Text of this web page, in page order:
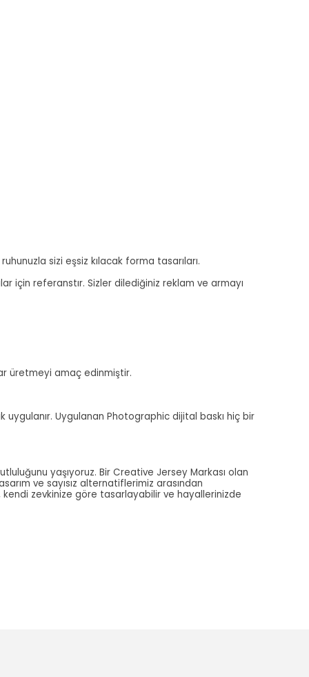
sizi eşsiz kılacak forma tasarıları.
için referanstır. Sizler dilediğiniz reklam ve armayı
üretmeyi amaç edinmiştir.
uygulanır. Uygulanan Photographic dijital baskı hiç bir
yaşıyoruz. Bir Creative Jersey Markası olan
ve sayısız alternatiflerimiz arasından
kendi zevkinize göre tasarlayabilir ve hayallerinizde